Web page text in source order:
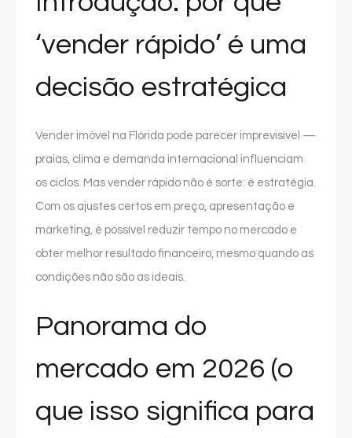
‘vender rápido’ é uma
decisão estratégica
Vender imóvel na Flórida pode parecer imprevisível —
praias, clima e demanda internacional influenciam
os ciclos. Mas vender rápido não é sorte: é estratégia.
Com os ajustes certos em preço, apresentação e
marketing, é possível reduzir tempo no mercado e
obter melhor resultado financeiro, mesmo quando as
condições não são as ideais.
Panorama do
mercado em 2026 (o
que isso significa para